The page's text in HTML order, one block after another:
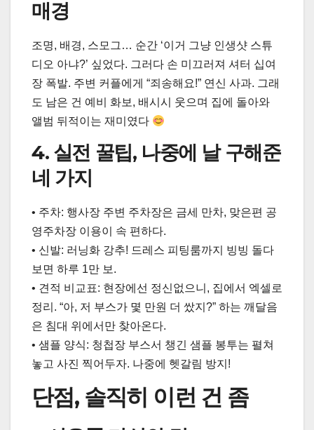
매경
조명, 배경, 스모그… 순간 ‘이거 그냥 인생샷 스튜
디오 아냐?’ 싶었다. 그러다 손 미끄러져 셔터 십여
장 폭발. 주변 커플에게 “죄송해요!” 연신 사과. 그래
도 남은 건 예비 화보, 배시시 웃으며 집에 돌아와
앨범 뒤적이는 재미였다
4. 실전 꿀팁, 나중에 날 구해준
네 가지
• 주차: 행사장 주변 주차장은 금세 만차, 맞은편 공
영주차장 이용이 속 편하다.
• 신발: 러닝화 강추! 드레스 피팅룸까지 빙빙 돌다
보면 하루 1만 보.
• 견적 비교표: 현장에선 정신없으니, 집에서 엑셀로
정리. “아, 저 부스가 몇 만원 더 쌌지?” 하는 깨달음
은 침대 위에서만 찾아온다.
• 샘플 양식: 청첩장 부스서 챙긴 샘플 봉투는 펼쳐
놓고 사진 찍어두자. 나중에 헷갈림 방지!
단점, 솔직히 이런 건 좀